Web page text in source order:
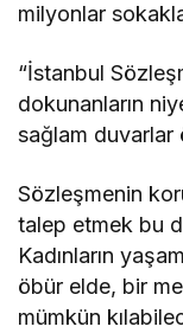
milyonlar
“İstanbul
dokunanların
sağlam duvarlar
Sözleşmenin
talep etmek bu
Kadınların
öbür elde, bir
mümkün